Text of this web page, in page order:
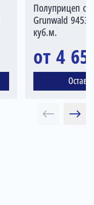
Полуприцеп
Grunwald
куб.м.
от 4